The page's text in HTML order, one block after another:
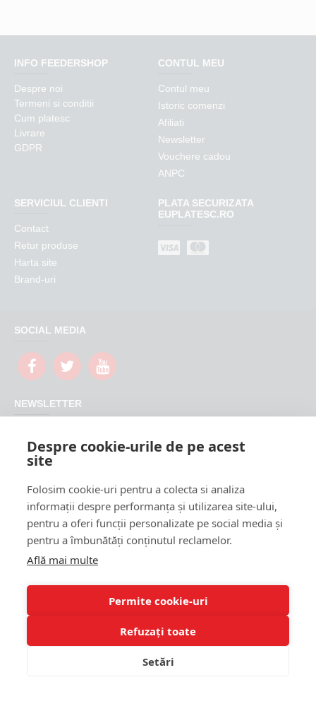
INFO FEEDERSHOP
Despre noi
Termeni si conditii
Cum platesc
Livrare
GDPR
CONTUL MEU
Contul meu
Istoric comenzi
Afiliati
Newsletter
Vouchere cadou
ANPC
SERVICIUL CLIENTI
Contact
Retur produse
Harta site
Brand-uri
PLATA SECURIZATA
EUPLATESC.RO
SOCIAL MEDIA
NEWSLETTER
FeederShop
CAPTCHA
Please complete the
captcha validation
below
Am citit si sunt de acord cuTermeni si conditii
Despre cookie-urile de pe acest
site
Folosim cookie-uri pentru a colecta si analiza
informații despre performanța și utilizarea site-ului,
pentru a oferi funcții personalizate pe social media și
pentru a îmbunătăți conținutul reclamelor.
Află mai multe
Permite cookie-uri
Refuzați toate
Setări